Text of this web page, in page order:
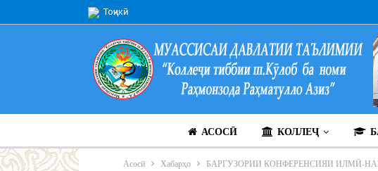
Тоҷикӣ
АСОСӢ КОЛЛЕҶ
Асосӣ Хабарҳо БАРГУЗОРИИ КОНФЕРЕНСИЯИ ИЛМӢ-